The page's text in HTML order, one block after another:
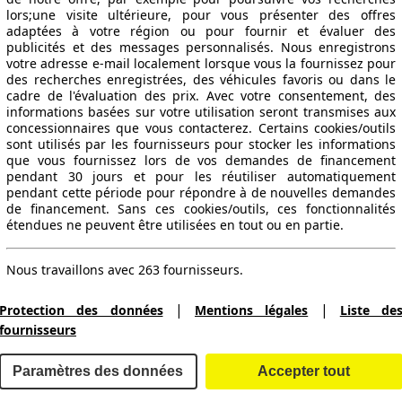
316 KW (430 PS)
lors;une visite ultérieure, pour vous présenter des offres
adaptées à votre région ou pour fournir et évaluer des
publicités et des messages personnalisés. Nous enregistrons
votre adresse e-mail localement lorsque vous la fournissez pour
des recherches enregistrées, des véhicules favoris ou dans le
cadre de l'évaluation des prix. Avec votre consentement, des
informations basées sur votre utilisation seront transmises aux
concessionnaires que vous contacterez. Certains cookies/outils
sont utilisés par les fournisseurs pour stocker les informations
que vous fournissez lors de vos demandes de financement
pendant 30 jours et pour les réutiliser automatiquement
pendant cette période pour répondre à de nouvelles demandes
de financement. Sans ces cookies/outils, ces fonctionnalités
étendues ne peuvent être utilisées en tout ou en partie.
Nous travaillons avec 263 fournisseurs.
Protection des données| Mentions légales |
Liste des
fournisseurs
Paramètres des données Accepter tout